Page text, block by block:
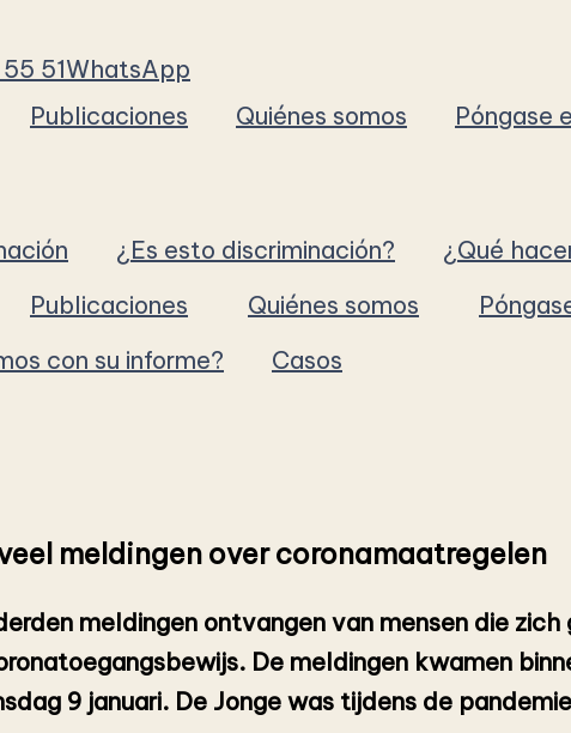
51WhatsApp
Publicaciones Quiénes somos Póngase
¿Es esto discriminación?
¿Qué
Publicaciones Quiénes somos
con su informe?
Casos
meldingen over coronamaatregelen
meldingen ontvangen van mensen die
De meldingen kwamen
9 januari. De Jonge was tijdens de